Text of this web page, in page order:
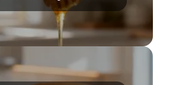
właściwości